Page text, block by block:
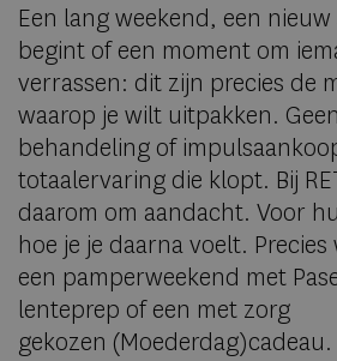
Een lang weekend, een
begint of een moment om
verrassen: dit zijn precies de
waarop je wilt uitpakken.
behandeling of
totaalervaring die klopt. Bij
daarom om aandacht. Voor
hoe je je daarna voelt.
een pamperweekend met
lenteprep of een met zorg
gekozen (Moederdag)cadeau.